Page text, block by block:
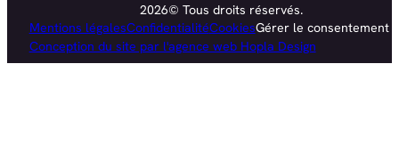
2026© Tous droits réservés.
Mentions légalesConfidentialitéCookiesGérer le consentement
Conception du site par l'agence web Hopla Design